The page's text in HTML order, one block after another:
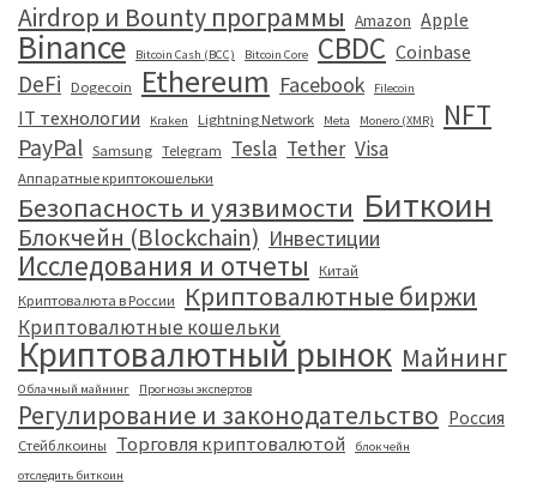
Airdrop и Bounty программы Amazon Apple
Binance Bitcoin Cash (BCC) Bitcoin Core CBDC Coinbase
DeFi Dogecoin Ethereum Facebook Filecoin
IT технологии Kraken Lightning Network Meta Monero (XMR) NFT
PayPal Samsung Telegram Tesla Tether Visa
Аппаратные криптокошельки
Безопасность и уязвимости Биткоин
Блокчейн (Blockchain) Инвестиции
Исследования и отчеты
Китай
Криптовалюта в России
Криптовалютные биржи
Криптовалютные кошельки
Криптовалютный рынок Майнинг
Облачный майнинг Прогнозы экспертов
Регулирование и законодательство Россия
Стейблкоины Торговля криптовалютой
блокчейн
отследить биткоин